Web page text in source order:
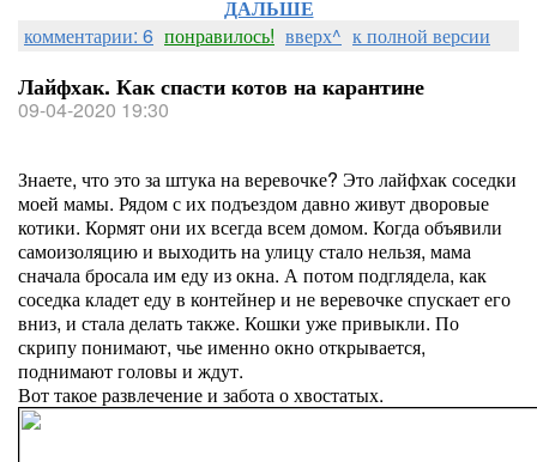
ДАЛЬШЕ
комментарии: 6 понравилось! вверх^ к полной версии
Лайфхак. Как спасти котов на карантине
09-04-2020 19:30
Знаете, что это за штука на веревочке? Это лайфхак соседки
моей мамы. Рядом с их подъездом давно живут дворовые
котики. Кормят они их всегда всем домом. Когда объявили
самоизоляцию и выходить на улицу стало нельзя, мама
сначала бросала им еду из окна. А потом подглядела, как
соседка кладет еду в контейнер и не веревочке спускает его
вниз, и стала делать также. Кошки уже привыкли. По
скрипу понимают, чье именно окно открывается,
поднимают головы и ждут.
Вот такое развлечение и забота о хвостатых.